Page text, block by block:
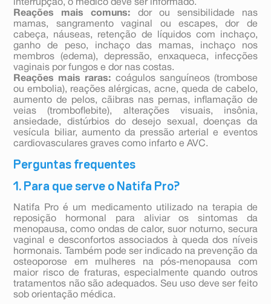
interrupção, o médico deve ser informado.
Reações mais comuns: dor ou sensibilidade nas
mamas, sangramento vaginal ou escapes, dor de
cabeça, náuseas, retenção de líquidos com inchaço,
ganho de peso, inchaço das mamas, inchaço nos
membros (edema), depressão, enxaqueca, infecções
vaginais por fungos e dor nas costas.
Reações mais raras: coágulos sanguíneos (trombose
ou embolia), reações alérgicas, acne, queda de cabelo,
aumento de pelos, cãibras nas pernas, inflamação de
veias (tromboflebite), alterações visuais, insônia,
ansiedade, distúrbios do desejo sexual, doenças da
vesícula biliar, aumento da pressão arterial e eventos
cardiovasculares graves como infarto e AVC.
Perguntas frequentes
1. Para que serve o Natifa Pro?
Natifa Pro é um medicamento utilizado na terapia de
reposição hormonal para aliviar os sintomas da
menopausa, como ondas de calor, suor noturno, secura
vaginal e desconfortos associados à queda dos níveis
hormonais. Também pode ser indicado na prevenção da
osteoporose em mulheres na pós-menopausa com
maior risco de fraturas, especialmente quando outros
tratamentos não são adequados. Seu uso deve ser feito
sob orientação médica.